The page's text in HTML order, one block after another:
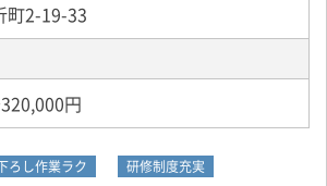
町2-19-33
円
ろし作業ラク
研修制度充実